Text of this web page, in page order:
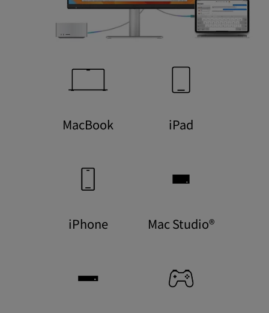
MacBook iPad
iPhone Mac Studio®